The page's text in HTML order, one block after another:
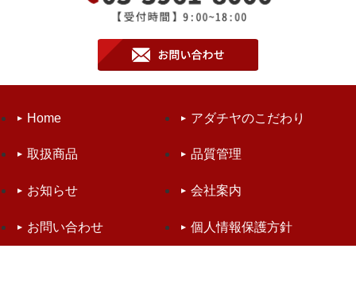
Home アダチヤのこだわり
取扱商品 品質管理
お知らせ 会社案内
お問い合わせ 個人情報保護方針